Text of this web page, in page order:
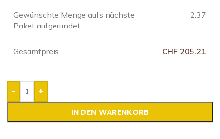
Gewünschte Menge aufs nächste
Paket aufgerundet
2.37
Gesamtpreis CHF 205.21
-
+
IN DEN WARENKORB